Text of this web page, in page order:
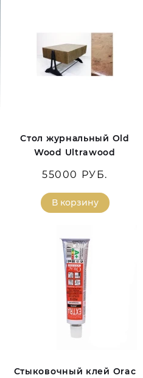
Стол журнальный Old
Wood Ultrawood
55000 РУБ.
В корзину
Стыковочный клей Orac